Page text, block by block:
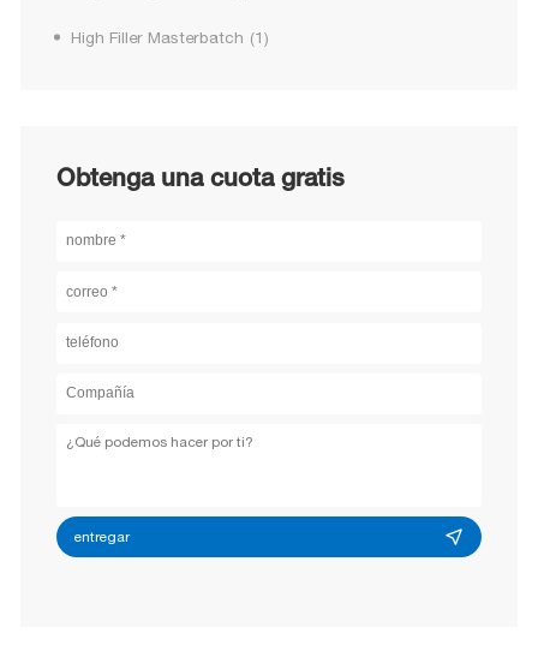
High Filler Masterbatch (1)
Obtenga una cuota gratis
entregar